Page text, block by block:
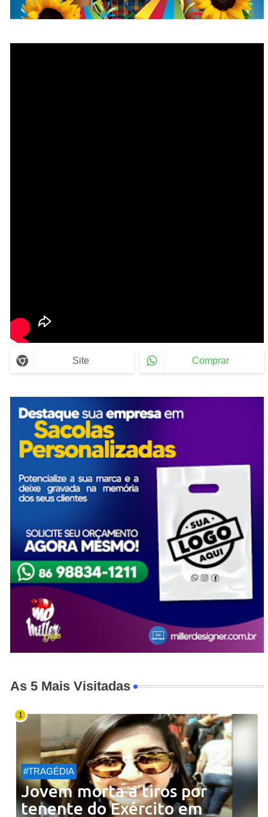
Site Comprar
As 5 Mais Visitadas
#TRAGÉDIA
Jovem morta a tiros por
tenente do Exército em